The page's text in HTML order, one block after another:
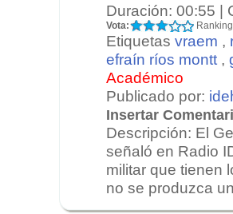
Duración: 00:55 |
Vota:
Etiquetas vraem ,
efraín ríos montt ,
Académico
Publicado por:
Insertar
Descripción: El
señaló en Radio
militar que tienen
no se produzca